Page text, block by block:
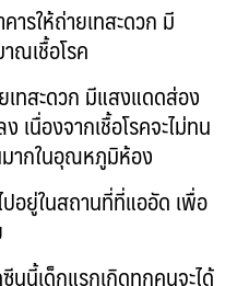
ารให้ถ่ายเทสะดวก มี
ณเชื้อโรค
ทสะดวก มีแสงแดดส่อง
เนื่องจากเชื้อโรคจะไม่ทน
ากในอุณหภูมิห้อง
อยู่ในสถานที่ที่แออัด เพื่อ
นนี้เด็กแรกเกิดทุกคนจะได้